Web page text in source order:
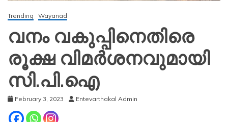
Trending Wayanad
വനം വകുപ്പിനെതിരെ
രൂക്ഷ വിമർശനവുമായി
സി.പി.ഐ
February 3, 2023 Entevarthakal Admin